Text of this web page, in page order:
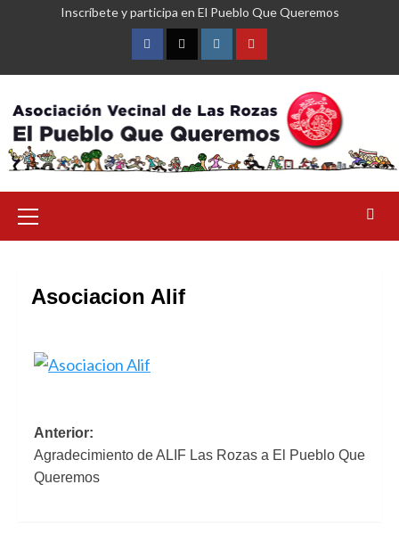
Inscríbete y participa en El Pueblo Que Queremos
FacebookTwitterInstagramYouTube
primario
Asociacion Alif
Navegación
de
entradas
Anterior:
Agradecimiento de ALIF Las Rozas a El Pueblo Que
Queremos